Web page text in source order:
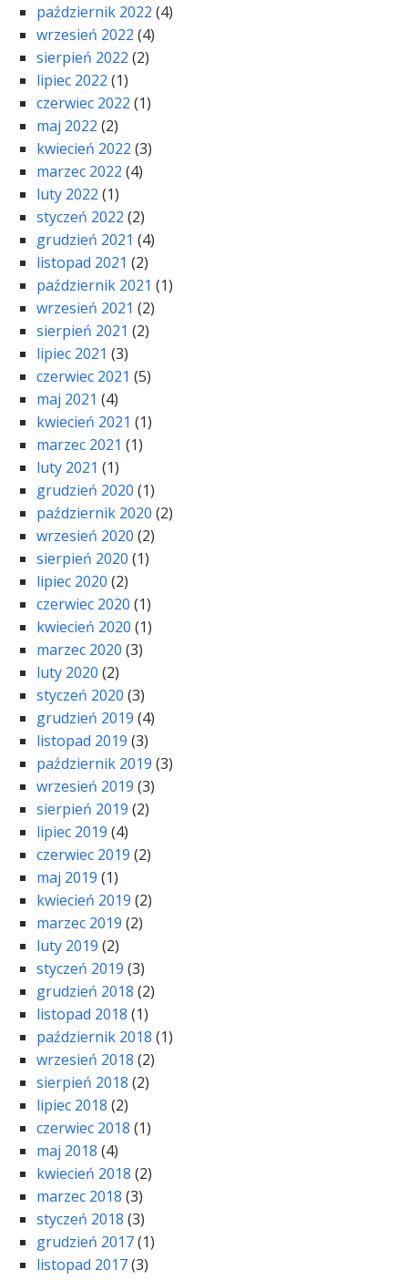
październik 2022 (4)
wrzesień 2022 (4)
sierpień 2022 (2)
lipiec 2022 (1)
czerwiec 2022 (1)
maj 2022 (2)
kwiecień 2022 (3)
marzec 2022 (4)
luty 2022 (1)
styczeń 2022 (2)
grudzień 2021 (4)
listopad 2021 (2)
październik 2021 (1)
wrzesień 2021 (2)
sierpień 2021 (2)
lipiec 2021 (3)
czerwiec 2021 (5)
maj 2021 (4)
kwiecień 2021 (1)
marzec 2021 (1)
luty 2021 (1)
grudzień 2020 (1)
październik 2020 (2)
wrzesień 2020 (2)
sierpień 2020 (1)
lipiec 2020 (2)
czerwiec 2020 (1)
kwiecień 2020 (1)
marzec 2020 (3)
luty 2020 (2)
styczeń 2020 (3)
grudzień 2019 (4)
listopad 2019 (3)
październik 2019 (3)
wrzesień 2019 (3)
sierpień 2019 (2)
lipiec 2019 (4)
czerwiec 2019 (2)
maj 2019 (1)
kwiecień 2019 (2)
marzec 2019 (2)
luty 2019 (2)
styczeń 2019 (3)
grudzień 2018 (2)
listopad 2018 (1)
październik 2018 (1)
wrzesień 2018 (2)
sierpień 2018 (2)
lipiec 2018 (2)
czerwiec 2018 (1)
maj 2018 (4)
kwiecień 2018 (2)
marzec 2018 (3)
styczeń 2018 (3)
grudzień 2017(1)
listopad 2017(3)